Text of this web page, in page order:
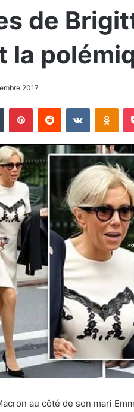
de
la
2017
Tumblr PinterestReddit VKontakte
au côté de son mari